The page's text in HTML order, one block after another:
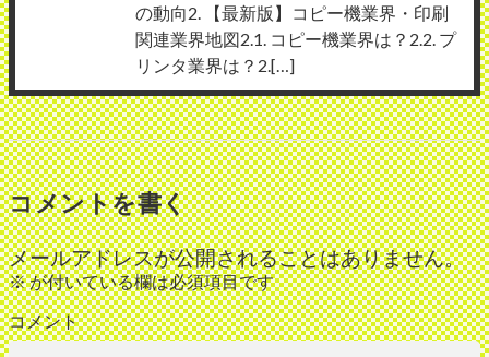
の動向2. 【最新版】コピー機業界・印刷
関連業界地図2.1. コピー機業界は？2.2. プ
リンタ業界は？2.[…]
コメントを書く
メールアドレスが公開されることはありません。
※が付いている欄は必須項目です
コメント